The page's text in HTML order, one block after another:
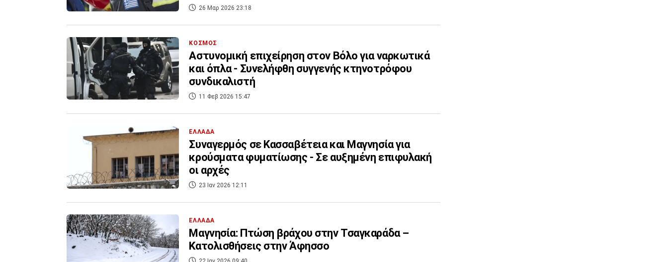
26 Μαρ 2026 23:18
ΚΟΣΜΟΣ
Αστυνομική επιχείρηση στον Βόλο για ναρκωτικά
και όπλα - Συνελήφθη συγγενής κτηνοτρόφου
συνδικαλιστή
11 Φεβ 2026 15:47
ΕΛΛΑΔΑ
Συναγερμός σε Κασσαβέτεια και Μαγνησία για
κρούσματα φυματίωσης - Σε αυξημένη επιφυλακή
οι αρχές
23 Ιαν 2026 12:11
ΕΛΛΑΔΑ
Μαγνησία: Πτώση βράχου στην Τσαγκαράδα –
Κατολισθήσεις στην Άφησσο